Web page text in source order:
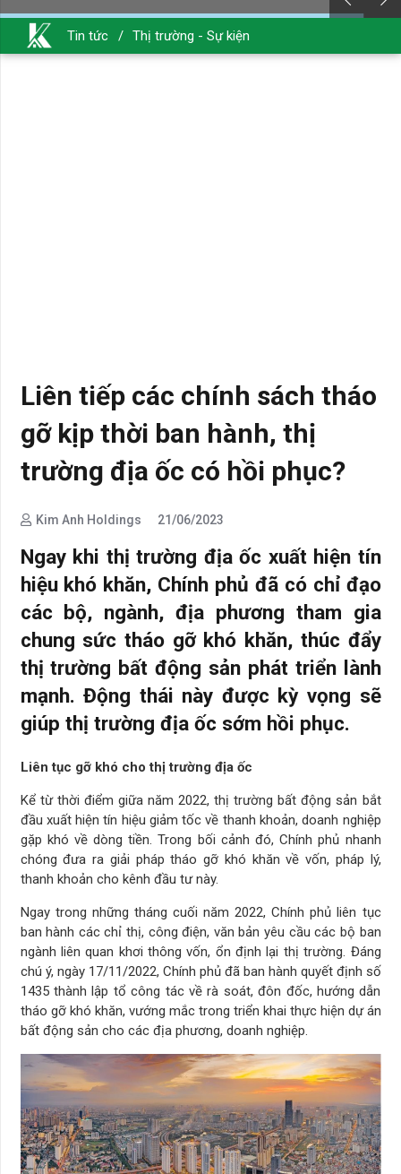
Tin tức / Thị trường - Sự kiện
Liên tiếp các chính sách tháo
gỡ kịp thời ban hành, thị
trường địa ốc có hồi phục?
Kim Anh Holdings 21/06/2023
Ngay khi thị trường địa ốc xuất hiện tín
hiệu khó khăn, Chính phủ đã có chỉ đạo
các bộ, ngành, địa phương tham gia
chung sức tháo gỡ khó khăn, thúc đẩy
thị trường bất động sản phát triển lành
mạnh. Động thái này được kỳ vọng sẽ
giúp thị trường địa ốc sớm hồi phục.
Liên tục gỡ khó cho thị trường địa ốc
Kể từ thời điểm giữa năm 2022, thị trường bất động sản bắt
đầu xuất hiện tín hiệu giảm tốc về thanh khoản, doanh nghiệp
gặp khó về dòng tiền. Trong bối cảnh đó, Chính phủ nhanh
chóng đưa ra giải pháp tháo gỡ khó khăn về vốn, pháp lý,
thanh khoản cho kênh đầu tư này.
Ngay trong những tháng cuối năm 2022, Chính phủ liên tục
ban hành các chỉ thị, công điện, văn bản yêu cầu các bộ ban
ngành liên quan khơi thông vốn, ổn định lại thị trường. Đáng
chú ý, ngày 17/11/2022, Chính phủ đã ban hành quyết định số
1435 thành lập tổ công tác về rà soát, đôn đốc, hướng dẫn
tháo gỡ khó khăn, vướng mắc trong triển khai thực hiện dự án
bất động sản cho các địa phương, doanh nghiệp.